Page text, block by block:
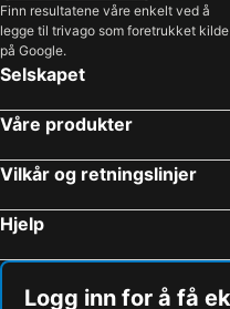
Finn resultatene våre enkelt ved å
legge til trivago som foretrukket kilde
på Google.
Selskapet
Våre produkter
Vilkår og retningslinjer
Hjelp
Logg inn for å få